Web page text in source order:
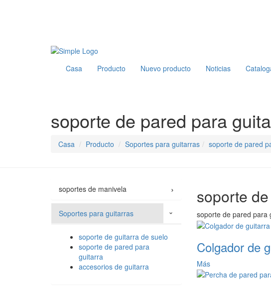
Casa Producto Nuevo producto Noticias
soporte de pared para
Casa Producto Soportes para guitarras soporte de pared
soporte
soporte de pared para
Colgador de
Más
soportes de manivela ›
Soportes para guitarras ›
soporte de guitarra de suelo
soporte de pared para
guitarra
accesorios de guitarra